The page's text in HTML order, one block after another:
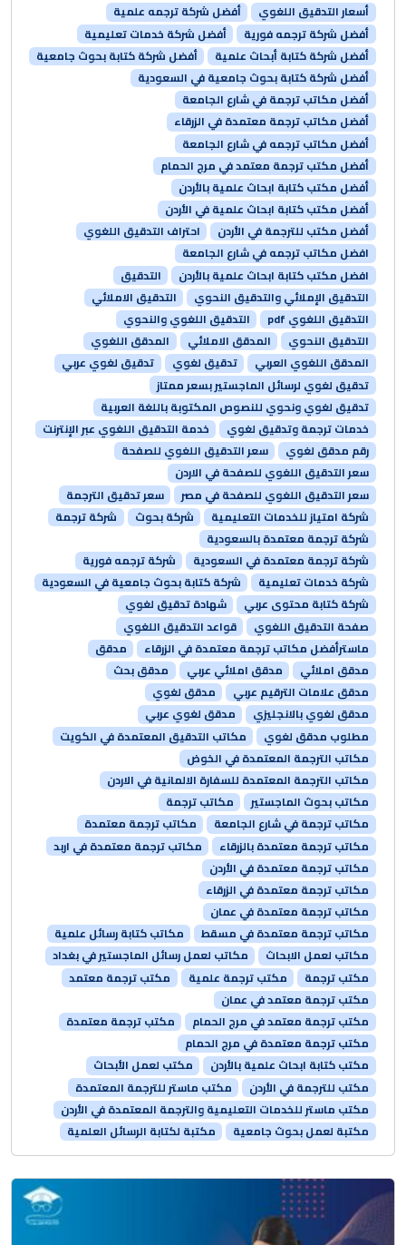
أسعار التدقيق اللغوي
أفضل شركة ترجمه علمية
أفضل شركة ترجمه فورية
أفضل شركة خدمات تعليمية
أفضل شركة كتابة أبحاث علمية
أفضل شركة كتابة بحوث جامعية
أفضل شركة كتابة بحوث جامعية في السعودية
أفضل مكاتب ترجمة في شارع الجامعة
أفضل مكاتب ترجمة معتمدة في الزرقاء
أفضل مكاتب ترجمه في شارع الجامعة
أفضل مكتب ترجمة معتمد في مرج الحمام
أفضل مكتب كتابة ابحاث علمية بالأردن
أفضل مكتب كتابة ابحاث علمية في الأردن
أفضل مكتب للترجمة في الأردن
احتراف التدقيق اللغوي
افضل مكاتب ترجمه في شارع الجامعة
افضل مكتب كتابة ابحاث علمية بالأردن
التدقيق
التدقيق الإملائي والتدقيق النحوي
التدقيق الاملائي
التدقيق اللغوي pdf
التدقيق اللغوي والنحوي
التدقيق النحوي
المدقق الاملائي
المدقق اللغوي
المدقق اللغوي العربي
تدقيق لغوي
تدقيق لغوي عربي
تدقيق لغوي لرسائل الماجستير بسعر ممتاز
تدقيق لغوي ونحوي للنصوص المكتوبة باللغة العربية
خدمات ترجمة وتدقيق لغوي
خدمة التدقيق اللغوي عبر الإنترنت
رقم مدقق لغوي
سعر التدقيق اللغوي للصفحة
سعر التدقيق اللغوي للصفحة في الاردن
سعر التدقيق اللغوي للصفحة في مصر
سعر تدقيق الترجمة
شركة امتياز للخدمات التعليمية
شركة بحوث
شركة ترجمة
شركة ترجمة معتمدة بالسعودية
شركة ترجمة معتمدة في السعودية
شركة ترجمه فورية
شركة خدمات تعليمية
شركة كتابة بحوث جامعية في السعودية
شركة كتابة محتوى عربي
شهادة تدقيق لغوي
صفحة التدقيق اللغوي
قواعد التدقيق اللغوي
ماسترأفضل مكاتب ترجمة معتمدة في الزرقاء
مدقق
مدقق املائي
مدقق املائي عربي
مدقق بحث
مدقق علامات الترقيم عربي
مدقق لغوي
مدقق لغوي بالانجليزي
مدقق لغوي عربي
مطلوب مدقق لغوي
مكاتب التدقيق المعتمدة في الكويت
مكاتب الترجمة المعتمدة في الخوض
مكاتب الترجمة المعتمدة للسفارة الالمانية في الاردن
مكاتب بحوث الماجستير
مكاتب ترجمة
مكاتب ترجمة في شارع الجامعة
مكاتب ترجمة معتمدة
مكاتب ترجمة معتمدة بالزرقاء
مكاتب ترجمة معتمدة في اربد
مكاتب ترجمة معتمدة في الأردن
مكاتب ترجمة معتمدة في الزرقاء
مكاتب ترجمة معتمدة في عمان
مكاتب ترجمة معتمدة في مسقط
مكاتب كتابة رسائل علمية
مكاتب لعمل الابحاث
مكاتب لعمل رسائل الماجستير في بغداد
مكتب ترجمة
مكتب ترجمة علمية
مكتب ترجمة معتمد
مكتب ترجمة معتمد في عمان
مكتب ترجمة معتمد في مرج الحمام
مكتب ترجمة معتمدة
مكتب ترجمة معتمدة في مرج الحمام
مكتب كتابة ابحاث علمية بالأردن
مكتب لعمل الأبحاث
مكتب للترجمة في الأردن
مكتب ماستر للترجمة المعتمدة
مكتب ماستر للخدمات التعليمية والترجمة المعتمدة في الأردن
مكتبة لعمل بحوث جامعية
مكتبة لكتابة الرسائل العلمية